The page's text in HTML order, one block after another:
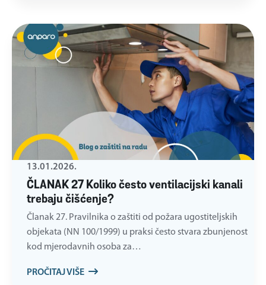
ČLANAK 27 Koliko često ventilacijski kanali
trebaju čišćenje?
13.01.2026.
Članak 27. Pravilnika o zaštiti od požara ugostiteljskih
objekata (NN 100/1999) u praksi često stvara zbunjenost
kod mjerodavnih osoba za…
PROČITAJ VIŠE